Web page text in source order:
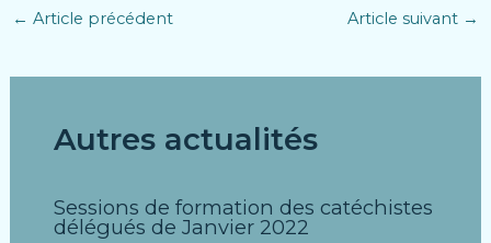
← Article précédent Article suivant →
Autres actualités
Sessions de formation des catéchistes
délégués de Janvier 2022